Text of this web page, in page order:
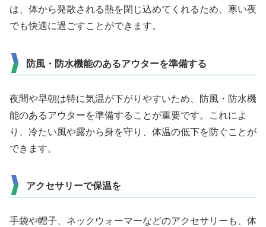
は、体から発散される熱を閉じ込めてくれるため、寒い夜
でも快適に過ごすことができます。
防風・防水機能のあるアウターを準備する
夜間や早朝は特に気温が下がりやすいため、防風・防水機
能のあるアウターを準備することが重要です。これによ
り、冷たい風や露から身を守り、体温の低下を防ぐことが
できます。
アクセサリーで保温を
手袋や帽子、ネックウォーマーなどのアクセサリーも、体